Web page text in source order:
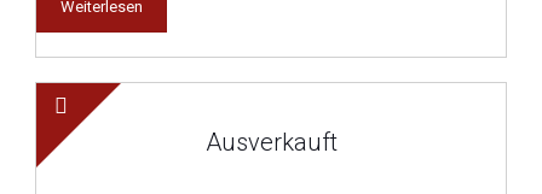
Weiterlesen
Ausverkauft